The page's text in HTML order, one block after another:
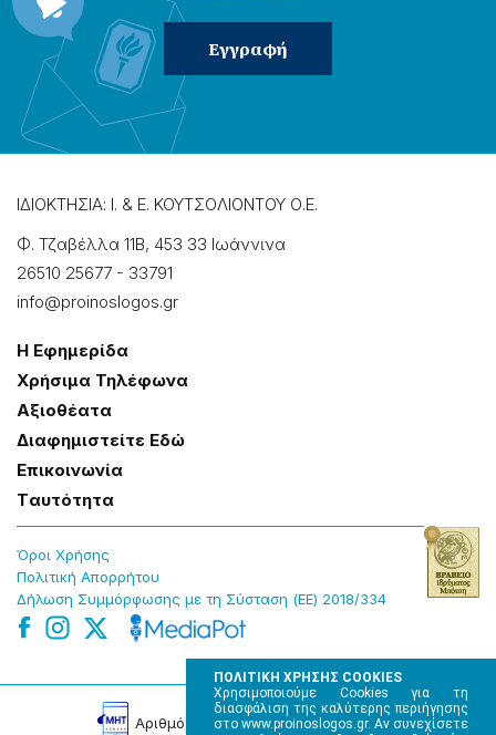
ΠΟΛΙΤΙΚΗ ΧΡΗΣΗΣ COOKIES
Χρησιμοποιούμε Cookies για τη
διασφάλιση της καλύτερης περιήγησης
στο www.proinoslogos.gr. Αν συνεχίσετε
ΙΔΙΟΚΤΗΣΙΑ: Ι. & Ε. ΚΟΥΤΣΟΛΙΟΝΤΟΥ Ο.Ε.
Φ. Τζαβέλλα 11Β, 453 33 Ιωάννɩνα
26510 25677 - 33791
info@proinoslogos.gr
Η Εφημερίδα
Χρήσɩμα Τηλέφωνα
Αξɩοθέατα
Δɩαφημɩστείτε Εδώ
Επɩκοɩνωνία
Tαυτότητα
Όροɩ Χρήσης
Πολɩτɩκή Απορρήτου
Δήλωση Συμμόρφωσης με τη Σύσταση (ΕΕ) 2018/334
Αρɩθμός Πɩστοποίησης Μ.Η.Τ. 220242